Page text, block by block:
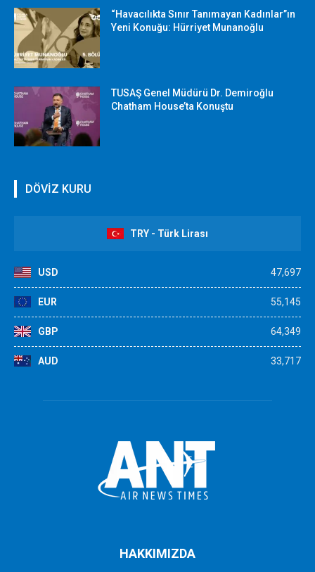
“Havacılıkta Sınır Tanımayan Kadınlar”ın
Yeni Konuğu: Hürriyet Munanoğlu
TUSAŞ Genel Müdürü Dr. Demiroğlu
Chatham House’ta Konuştu
DÖVİZ KURU
TRY - Türk Lirası
USD 47,697
EUR 55,145
GBP 64,349
AUD 33,717
HAKKIMIZDA